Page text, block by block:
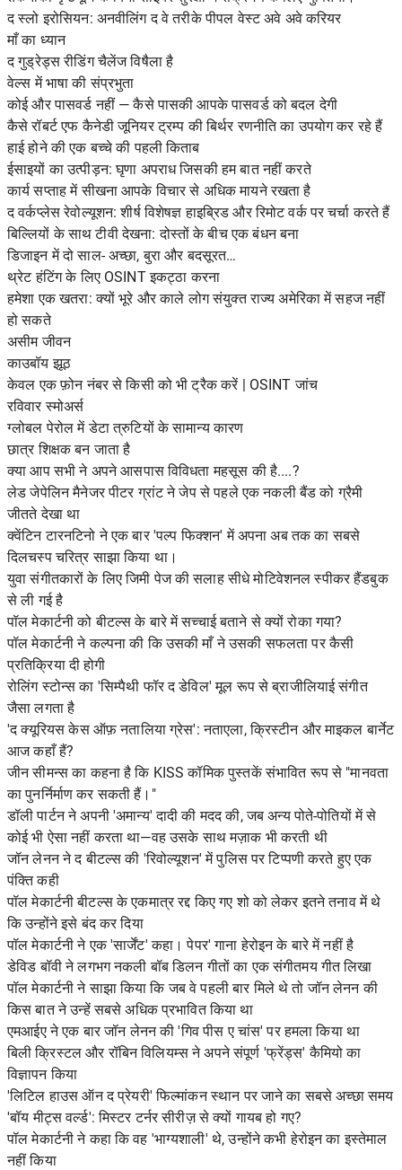
द स्लो इरोसियन: अनवीलिंग द वे तरीके पीपल वेस्ट अवे अवे करियर
माँ का ध्यान
द गुड्रेड्स रीडिंग चैलेंज विषैला है
वेल्स में भाषा की संप्रभुता
कोई और पासवर्ड नहीं — कैसे पासकी आपके पासवर्ड को बदल देगी
कैसे रॉबर्ट एफ कैनेडी जूनियर ट्रम्प की बिर्थर रणनीति का उपयोग कर रहे हैं
हाई होने की एक बच्चे की पहली किताब
ईसाइयों का उत्पीड़न: घृणा अपराध जिसकी हम बात नहीं करते
कार्य सप्ताह में सीखना आपके विचार से अधिक मायने रखता है
द वर्कप्लेस रेवोल्यूशन: शीर्ष विशेषज्ञ हाइब्रिड और रिमोट वर्क पर चर्चा करते हैं
बिल्लियों के साथ टीवी देखना: दोस्तों के बीच एक बंधन बना
डिजाइन में दो साल- अच्छा, बुरा और बदसूरत…
थ्रेट हंटिंग के लिए OSINT इकट्ठा करना
हमेशा एक खतरा: क्यों भूरे और काले लोग संयुक्त राज्य अमेरिका में सहज नहीं
हो सकते
असीम जीवन
काउबॉय झूठ
केवल एक फ़ोन नंबर से किसी को भी ट्रैक करें | OSINT जांच
रविवार स्मोअर्स
ग्लोबल पेरोल में डेटा त्रुटियों के सामान्य कारण
छात्र शिक्षक बन जाता है
क्या आप सभी ने अपने आसपास विविधता महसूस की है....?
लेड जेपेलिन मैनेजर पीटर ग्रांट ने जेप से पहले एक नकली बैंड को ग्रैमी
जीतते देखा था
क्वेंटिन टारनटिनो ने एक बार 'पल्प फिक्शन' में अपना अब तक का सबसे
दिलचस्प चरित्र साझा किया था।
युवा संगीतकारों के लिए जिमी पेज की सलाह सीधे मोटिवेशनल स्पीकर हैंडबुक
से ली गई है
पॉल मेकार्टनी को बीटल्स के बारे में सच्चाई बताने से क्यों रोका गया?
पॉल मेकार्टनी ने कल्पना की कि उसकी माँ ने उसकी सफलता पर कैसी
प्रतिक्रिया दी होगी
रोलिंग स्टोन्स का 'सिम्पैथी फॉर द डेविल' मूल रूप से ब्राजीलियाई संगीत
जैसा लगता है
'द क्यूरियस केस ऑफ़ नतालिया ग्रेस': नताएला, क्रिस्टीन और माइकल बार्नेट
आज कहाँ हैं?
जीन सीमन्स का कहना है कि KISS कॉमिक पुस्तकें संभावित रूप से "मानवता
का पुनर्निर्माण कर सकती हैं।"
डॉली पार्टन ने अपनी 'अमान्य' दादी की मदद की, जब अन्य पोते-पोतियों में से
कोई भी ऐसा नहीं करता था—वह उसके साथ मज़ाक भी करती थी
जॉन लेनन ने द बीटल्स की 'रिवोल्यूशन' में पुलिस पर टिप्पणी करते हुए एक
पंक्ति कही
पॉल मेकार्टनी बीटल्स के एकमात्र रद्द किए गए शो को लेकर इतने तनाव में थे
कि उन्होंने इसे बंद कर दिया
पॉल मेकार्टनी ने एक 'सार्जेंट' कहा। पेपर' गाना हेरोइन के बारे में नहीं है
डेविड बॉवी ने लगभग नकली बॉब डिलन गीतों का एक संगीतमय गीत लिखा
पॉल मेकार्टनी ने साझा किया कि जब वे पहली बार मिले थे तो जॉन लेनन की
किस बात ने उन्हें सबसे अधिक प्रभावित किया था
एमआईए ने एक बार जॉन लेनन की 'गिव पीस ए चांस' पर हमला किया था
बिली क्रिस्टल और रॉबिन विलियम्स ने अपने संपूर्ण 'फ्रेंड्स' कैमियो का
विज्ञापन किया
'लिटिल हाउस ऑन द प्रेयरी' फिल्मांकन स्थान पर जाने का सबसे अच्छा समय
'बॉय मीट्स वर्ल्ड': मिस्टर टर्नर सीरीज़ से क्यों गायब हो गए?
पॉल मेकार्टनी ने कहा कि वह 'भाग्यशाली' थे, उन्होंने कभी हेरोइन का इस्तेमाल
नहीं किया